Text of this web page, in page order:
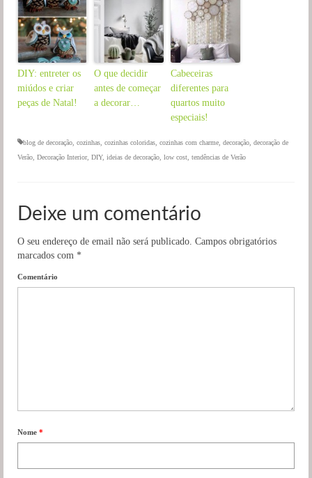
DIY: entreter os
miúdos e criar
peças de Natal!
O que decidir
antes de começar
a decorar…
Cabeceiras
diferentes para
quartos muito
especiais!
blog de decoração cozinhas cozinhas coloridas cozinhas com charme decoração decoração de
Verão Decoração Interior, DIY, ideias de decoração low cost tendências de Verão
Deixe um comentário
O seu endereço de email não será publicado. Campos obrigatórios
marcados com *
Comentário
Nome *